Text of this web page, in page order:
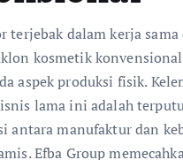
terjebak dalam kerja sama
kosmetik
aspek produksi fisik.
lama ini adalah
antara manufaktur dan
Efba Group